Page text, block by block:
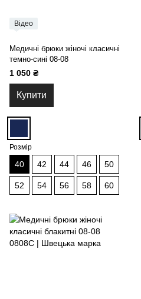
Відео
Медичні брюки жіночі класичні
темно-сині 08-08
1 050 ₴
Купити
Розмір
40 42 44 46 50
52 54 56 58 60